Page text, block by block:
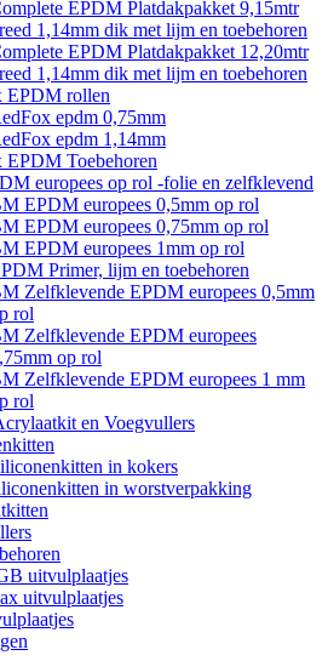
EPDM Platdakpakket 9,15mtr
1,14mm dik met lijm en toebehoren
EPDM Platdakpakket 12,20mtr
1,14mm dik met lijm en toebehoren
EPDM rollen
epdm 0,75mm
epdm 1,14mm
EPDM Toebehoren
europees op rol -folie en zelfklevend
EPDM europees 0,5mm op rol
EPDM europees 0,75mm op rol
EPDM europees 1mm op rol
Primer, lijm en toebehoren
Zelfklevende EPDM europees 0,5mm
rol
Zelfklevende EPDM europees
op rol
Zelfklevende EPDM europees 1 mm
rol
en Voegvullers
in kokers
in worstverpakking
uitvulplaatjes
uitvulplaatjes